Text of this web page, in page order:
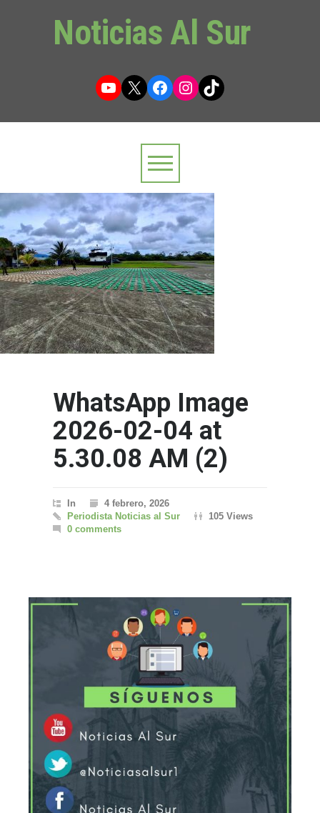
Noticias Al Sur
YouTube
X Facebook
Instagram
TikTok
WhatsApp Image
2026-02-04 at
5.30.08 AM (2)
In
4 febrero, 2026
Periodista Noticias al Sur
105 Views
0 comments